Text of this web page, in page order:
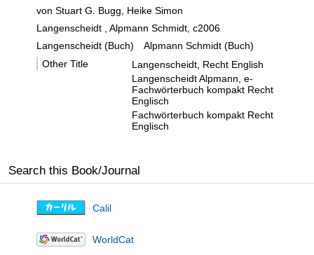
von Stuart G. Bugg, Heike Simon
Langenscheidt , Alpmann Schmidt, c2006
Langenscheidt (Buch)
Alpmann Schmidt (Buch)
Other Title
Langenscheidt, Recht English
Langenscheidt Alpmann, e-
Fachwörterbuch kompakt Recht
Englisch
Fachwörterbuch kompakt Recht
Englisch
Search this Book/Journal
Calil
WorldCat